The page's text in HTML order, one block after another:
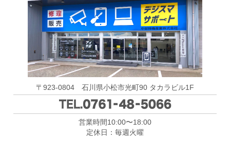
〒923-0804 石川県小松市光町90 タカラビル1F
営業時間10:00〜18:00
定休日：毎週火曜